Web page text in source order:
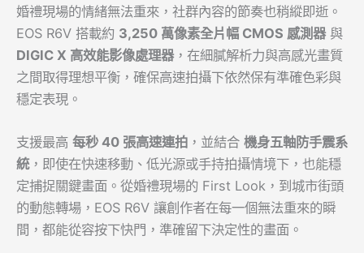
婚禮現場的情緒無法重來，社群內容的節奏也稍縱即逝。
EOS R6V 搭載約 3,250 萬像素全片幅CMOS 感測器與
DIGIC X 高效能影像處理器，在細膩解析力與高感光畫質
之間取得理想平衡，確保高速拍攝下依然保有準確色彩與
穩定表現。
支援最高 每秒 40 張高速連拍 ，並結合 機身五軸防手震系
統，即使在快速移動、低光源或手持拍攝情境下，也能穩
定捕捉關鍵畫面。從婚禮現場的 First Look，到城市街頭
的動態轉場，EOS R6V 讓創作者在每一個無法重來的瞬
間，都能從容按下快門，準確留下決定性的畫面。